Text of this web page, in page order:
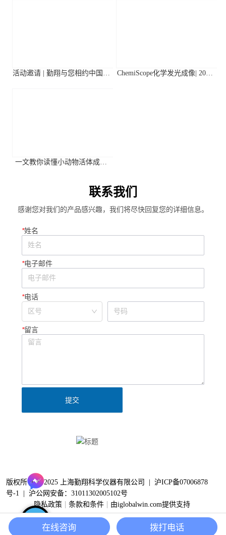
活动邀请 | 勤翔与您相约中国植
ChemiScope化学发光成像| 2026
一文教你读懂小动物活体成像
联系我们
感谢您对我们的产品感兴趣，我们将尽快回复您的详细信息。
*姓名
*电子邮件
*电话
*留言
提交
电子邮件
版权所有 © 2025 上海勤翔科学仪器有限公司 |沪ICP备07006878
号-1
|沪公网安备：31011302005102号
隐私政策
条款和条件 由iglobalwin.com提供支持
首页 邮箱
在线咨询 拨打电话